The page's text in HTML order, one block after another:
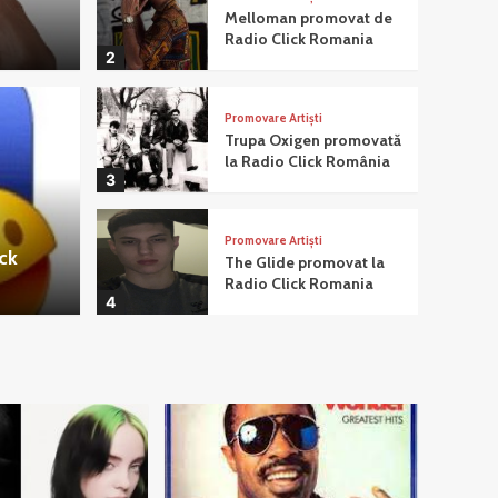
online românesc
2
Melloman promovat de
Radio Click Romania
3
Promovare Artiști
Trupa Oxigen promovată
la Radio Click România
4
Promovare Artiști
The Glide promovat la
Radio Click Romania
5
Click Romania
Promovare Artiști